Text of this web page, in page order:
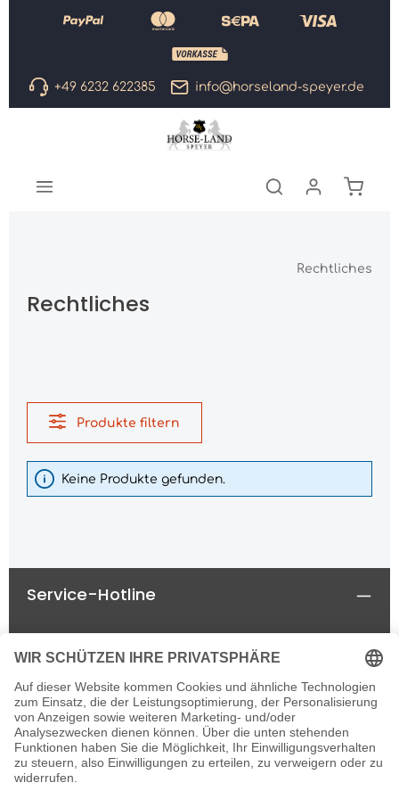
Zum Hauptinhalt springen
+49 6232 622385 info@horseland-speyer.de
Rechtliches
Rechtliches
Produkte filtern
Keine Produkte gefunden.
Service-Hotline
Rechtliches
Informationen
Newsletter